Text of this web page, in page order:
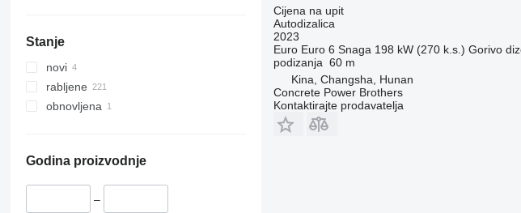
Stanje
novi
rabljene
obnovljena
Godina proizvodnje
–
Cijena na upit
Autodizalica
2023
Euro Euro 6 Snaga 198 kW (270 k.s.) Gorivo
podizanja 60 m
Kina, Changsha, Hunan
Concrete Power Brothers
Kontaktirajte prodavatelja